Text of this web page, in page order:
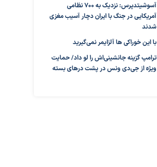
آسوشیتدپرس: نزدیک به ۷۰۰ نظامی
آمریکایی در جنگ با ایران دچار آسیب مغزی
شدند
با این خوراکی ها آلزایمر نمی‌گیرید
ترامپ گزینه جانشینی‌اش را لو داد/ حمایت
ویژه از جی‌دی ونس در پشت درهای بسته